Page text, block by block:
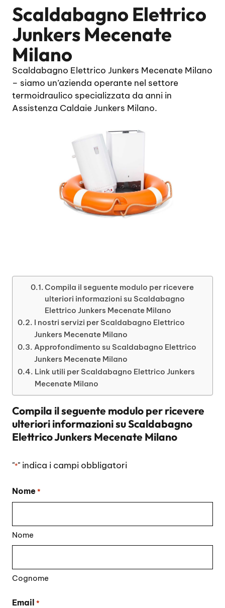
Scaldabagno Elettrico
Junkers Mecenate
Milano
Scaldabagno Elettrico Junkers Mecenate Milano
– siamo un’azienda operante nel settore
termoidraulico specializzata da anni in
Assistenza Caldaie Junkers Milano.
Compila il seguente modulo per ricevere
ulteriori informazioni su Scaldabagno
Elettrico Junkers Mecenate Milano
I nostri servizi per Scaldabagno Elettrico
Junkers Mecenate Milano
Approfondimento su Scaldabagno Elettrico
Junkers Mecenate Milano
Link utili per Scaldabagno Elettrico Junkers
Mecenate Milano
Compila il seguente modulo per ricevere
ulteriori informazioni suScaldabagno
Elettrico Junkers Mecenate Milano
"*" indica i campi obbligatori
Nome *
Nome
Cognome
Email *